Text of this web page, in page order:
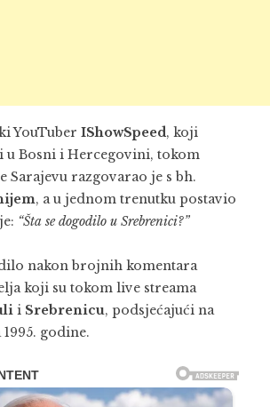
YouTuber IShowSpeed, koji
u Bosni i Hercegovini, tokom
Sarajevu razgovarao je s bh.
, a u jednom trenutku postavio
“Šta se dogodilo u Srebrenici?”
nakon brojnih komentara
koji su tokom live streama
i Srebrenicu, podsjećajući na
godine.